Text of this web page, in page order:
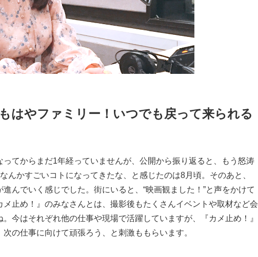
はやファミリー！いつでも戻って来られる
ってからまだ1年経っていませんが、公開から振り返ると、もう怒涛
んかすごいコトになってきたな、と感じたのは8月頃。そのあと、
んでいく感じでした。街にいると、“映画観ました！”と声をかけて
止め！』のみなさんとは、撮影後もたくさんイベントや取材など会
今はそれぞれ他の仕事や現場で活躍していますが、『カメ止め！』
の仕事に向けて頑張ろう、と刺激ももらいます。